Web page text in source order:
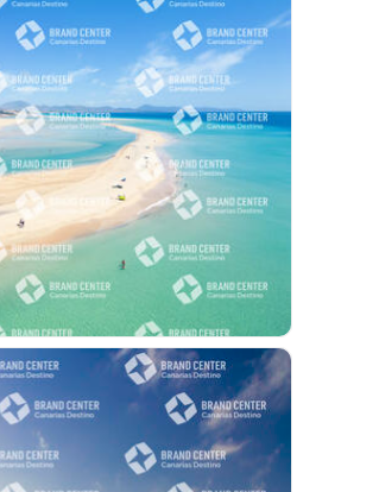
PARQUE NATURAL DE
PH50083